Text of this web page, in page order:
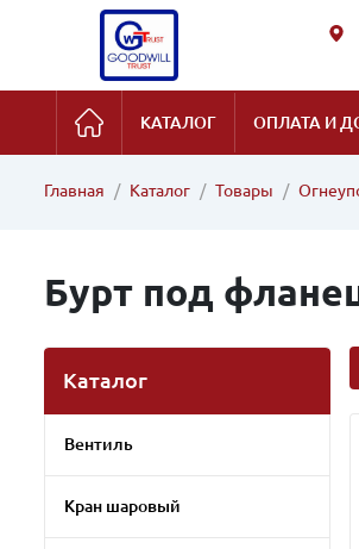
КАТАЛОГ ОПЛАТА И
Главная Каталог Товары
Бурт под
Каталог
Вентиль
Кран шаровый